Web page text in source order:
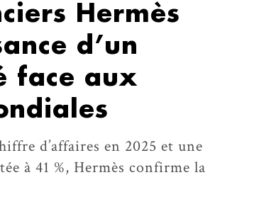
Hermès
d’un
face aux
d’affaires en 2025 et une
à 41 %, Hermès confirme la